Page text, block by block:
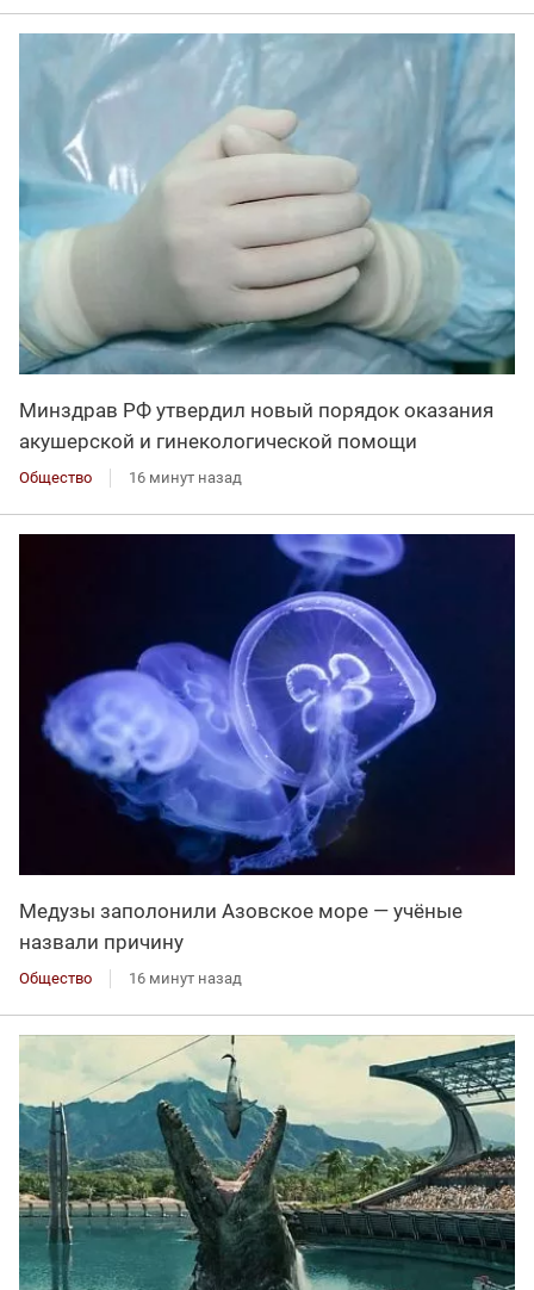
Минздрав РФ утвердил новый порядок оказания
акушерской и гинекологической помощи
Общество 16 минут назад
Медузы заполонили Азовское море — учёные
назвали причину
Общество 16 минут назад